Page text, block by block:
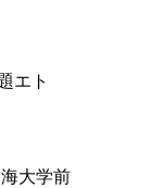
エト
大学前